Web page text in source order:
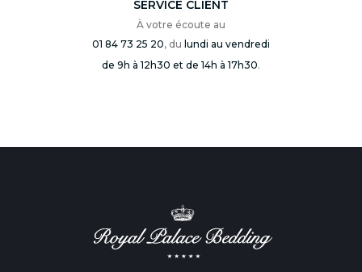
SERVICE CLIENT
À votre écoute au
01 84 73 25 20, du lundi au vendredi
de 9h à 12h30 et de 14h à 17h30.